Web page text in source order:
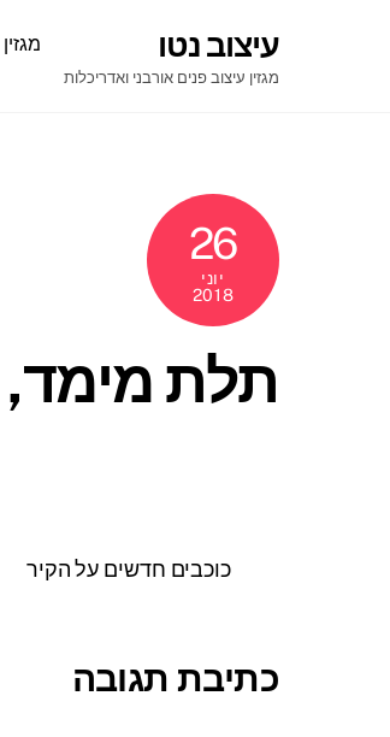
עיצוב נטו
מגזין עיצוב פנים אורבני ואדריכלות
26
יוני
2018
תלת
כוכבים חדשים על הקיר
כתיבת תגובה